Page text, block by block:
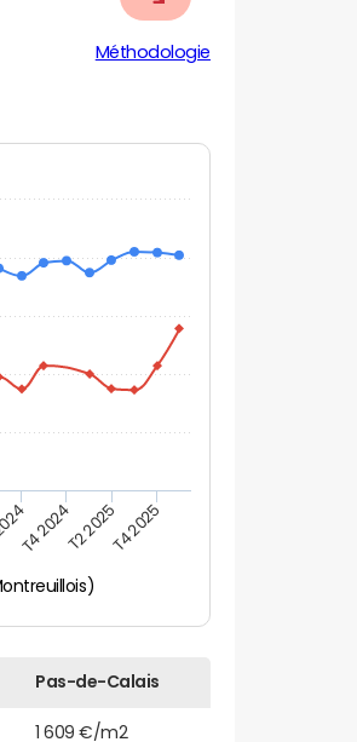
Méthodologie
T4 2024T2 2025T4 2025
Pas-de-Calais
1 609 €/m2